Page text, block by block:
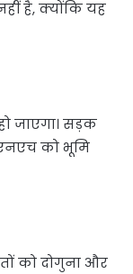
है, क्योंकि यह
जाएगा। सड़क
को भूमि
को दोगुना और